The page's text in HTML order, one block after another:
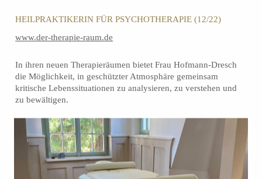
HEILPRAKTIKERIN FÜR PSYCHOTHERAPIE (12/22)
www.der-therapie-raum.de
In ihren neuen Therapieräumen bietet Frau Hofmann-Dresch
die Möglichkeit, in geschützter Atmosphäre gemeinsam
kritische Lebenssituationen zu analysieren, zu verstehen und
zu bewältigen.